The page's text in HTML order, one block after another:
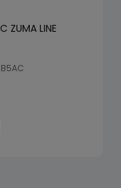
ZUMA LINE